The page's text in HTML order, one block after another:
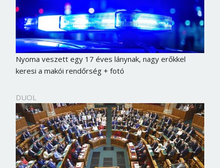
Nyoma veszett egy 17 éves lánynak, nagy erőkkel
keresi a makói rendőrség + fotó
DUOL